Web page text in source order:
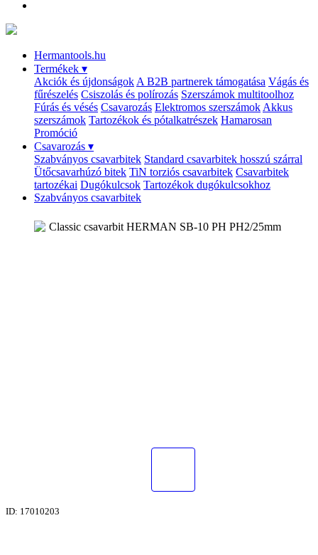
Hermantools.hu
Termékek ▾
Akciók és újdonságok A B2B partnerek támogatása Vágás és
fűrészelés Csiszolás és polírozás Szerszámok multitoolhoz
Fúrás és vésés Csavarozás Elektromos szerszámok Akkus
szerszámok Tartozékok és pótalkatrészek Hamarosan
Promóció
Csavarozás ▾
Szabványos csavarbitek Standard csavarbitek hosszú szárral
Ütőcsavarhúzó bitek TiN torziós csavarbitek Csavarbitek
tartozékai Dugókulcsok Tartozékok dugókulcsokhoz
Szabványos csavarbitek
ID: 17010203